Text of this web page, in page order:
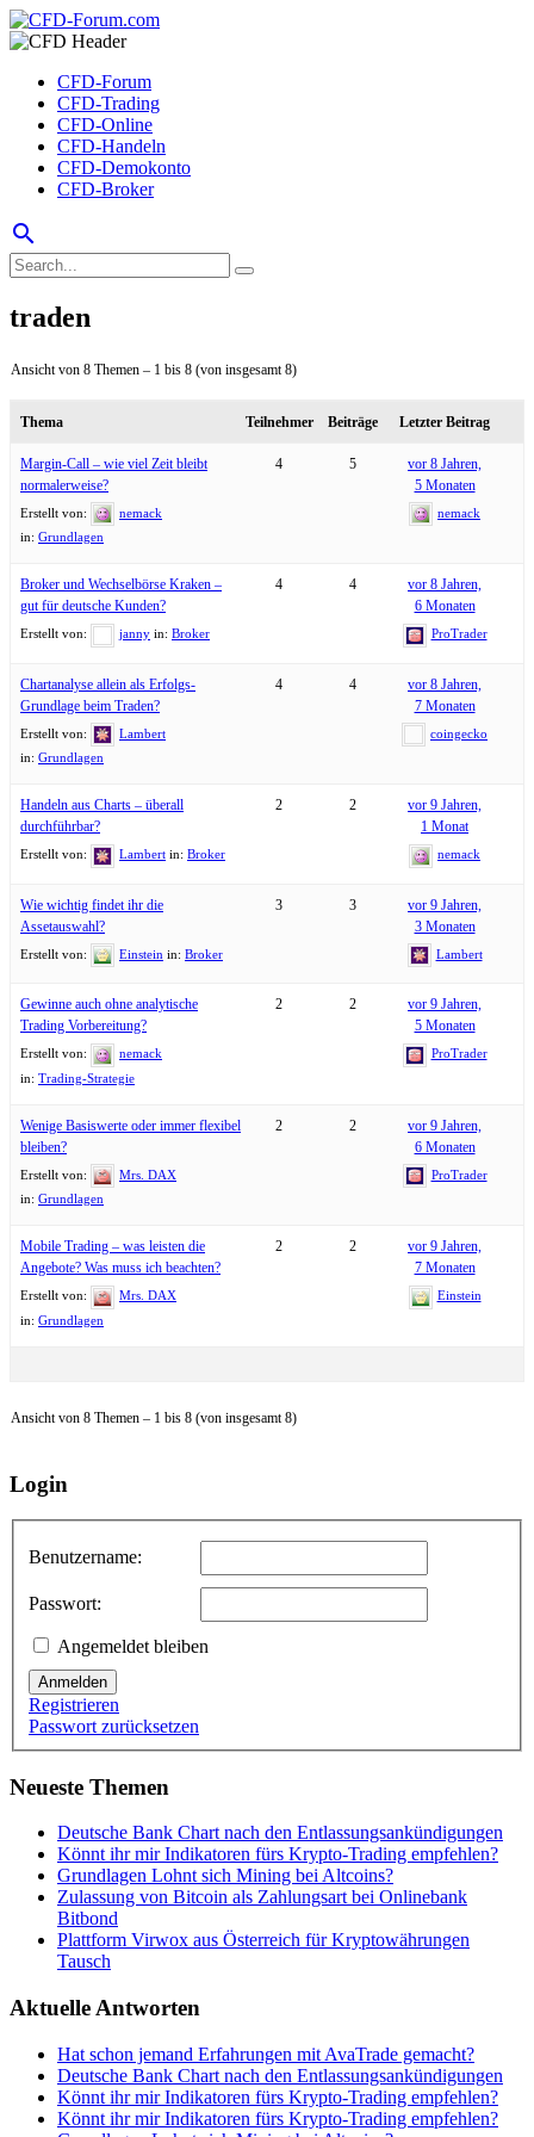
CFD-Forum
CFD-Trading
CFD-Online
CFD-Handeln
CFD-Demokonto
CFD-Broker
search
traden
Ansicht von 8 Themen – 1 bis 8 (von insgesamt 8)
Thema Teilnehmer Beiträge Letzter Beitrag
Margin-Call – wie viel Zeit bleibt
normalerweise?
Erstellt von:
nemack
in: Grundlagen
4 5
vor 8 Jahren,
5 Monaten
nemack
Broker und Wechselbörse Kraken –
gut für deutsche Kunden?
Erstellt von: janny in: Broker
4 4
vor 8 Jahren,
6 Monaten
ProTrader
Chartanalyse allein als Erfolgs-
Grundlage beim Traden?
Erstellt von:
Lambert
in: Grundlagen
4 4
vor 8 Jahren,
7 Monaten
coingecko
Handeln aus Charts – überall
durchführbar?
Erstellt von: Lambert in: Broker
2 2
vor 9 Jahren,
1 Monat
nemack
Wie wichtig findet ihr die
Assetauswahl?
Erstellt von: Einstein in: Broker
3 3
vor 9 Jahren,
3 Monaten
Lambert
Gewinne auch ohne analytische
Trading Vorbereitung?
Erstellt von:
nemack
in: Trading-Strategie
2 2
vor 9 Jahren,
5 Monaten
ProTrader
Wenige Basiswerte oder immer flexibel
bleiben?
Erstellt von:
Mrs. DAX
in: Grundlagen
2 2
vor 9 Jahren,
6 Monaten
ProTrader
Mobile Trading – was leisten die
Angebote? Was muss ich beachten?
Erstellt von:
Mrs. DAX
in: Grundlagen
2 2
vor 9 Jahren,
7 Monaten
Einstein
Ansicht von 8 Themen – 1 bis 8 (von insgesamt 8)
Login
Benutzername:
Passwort:
Angemeldet bleiben
Anmelden
Registrieren
Passwort zurücksetzen
Neueste Themen
Deutsche Bank Chart nach den Entlassungsankündigungen
Könnt ihr mir Indikatoren fürs Krypto-Trading empfehlen?
Grundlagen Lohnt sich Mining bei Altcoins?
Zulassung von Bitcoin als Zahlungsart bei Onlinebank
Bitbond
Plattform Virwox aus Österreich für Kryptowährungen
Tausch
Aktuelle Antworten
Hat schon jemand Erfahrungen mit AvaTrade gemacht?
Deutsche Bank Chart nach den Entlassungsankündigungen
Könnt ihr mir Indikatoren fürs Krypto-Trading empfehlen?
Könnt ihr mir Indikatoren fürs Krypto-Trading empfehlen?